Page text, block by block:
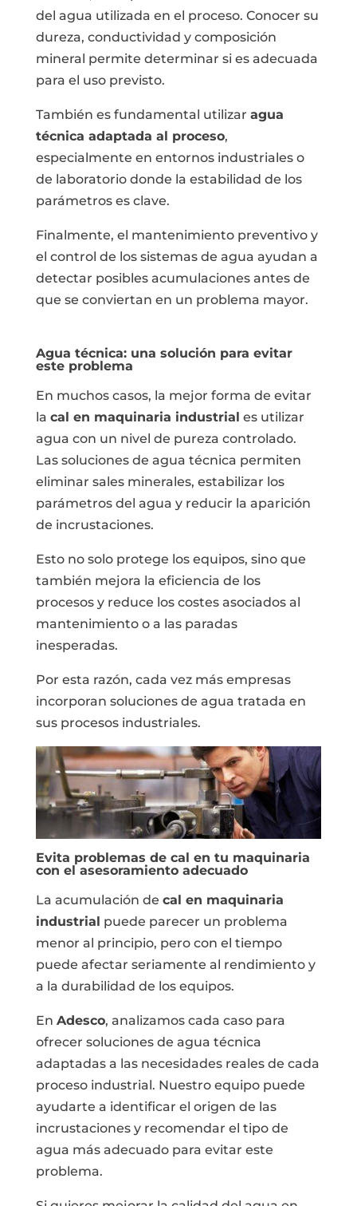
del agua utilizada en el proceso. Conocer su
dureza, conductividad y composición
mineral permite determinar si es adecuada
para el uso previsto.
También es fundamental utilizar agua
técnica adaptada al proceso,
especialmente en entornos industriales o
de laboratorio donde la estabilidad de los
parámetros es clave.
Finalmente, el mantenimiento preventivo y
el control de los sistemas de agua ayudan a
detectar posibles acumulaciones antes de
que se conviertan en un problema mayor.
Agua técnica: una solución para evitar
este problema
En muchos casos, la mejor forma de evitar
la cal en maquinaria industrial es utilizar
agua con un nivel de pureza controlado.
Las soluciones de agua técnica permiten
eliminar sales minerales, estabilizar los
parámetros del agua y reducir la aparición
de incrustaciones.
Esto no solo protege los equipos, sino que
también mejora la eficiencia de los
procesos y reduce los costes asociados al
mantenimiento o a las paradas
inesperadas.
Por esta razón, cada vez más empresas
incorporan soluciones de agua tratada en
sus procesos industriales.
Evita problemas de cal en tu maquinaria
con el asesoramiento adecuado
La acumulación de cal en maquinaria
industrial puede parecer un problema
menor al principio, pero con el tiempo
puede afectar seriamente al rendimiento y
a la durabilidad de los equipos.
En Adesco, analizamos cada caso para
ofrecer soluciones de agua técnica
adaptadas a las necesidades reales de cada
proceso industrial. Nuestro equipo puede
ayudarte a identificar el origen de las
incrustaciones y recomendar el tipo de
agua más adecuado para evitar este
problema.